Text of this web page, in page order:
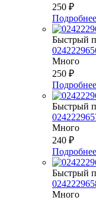
250 ₽
Подробнее
Быстрый
Много
250 ₽
Подробнее
Быстрый
Много
240 ₽
Подробнее
Быстрый
Много